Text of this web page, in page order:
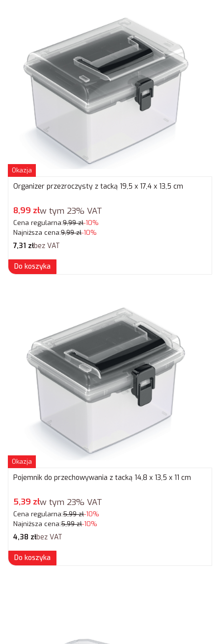
Okazja
Organizer przezroczysty z tacką 19,5 x 17,4 x 13,5 cm
Cena promocyjna brutto
8,99 złw tym 23% VAT
Cena regularna:9,99 zł-10%
Najniższa cena:9,99 zł-10%
Cena netto
7,31 złbez VAT
Do koszyka
Okazja
Pojemnik do przechowywania z tacką 14,8 x 13,5 x 11 cm
Cena promocyjna brutto
5,39 złw tym 23% VAT
Cena regularna:5,99 zł-10%
Najniższa cena:5,99 zł-10%
Cena netto
4,38 złbez VAT
Do koszyka